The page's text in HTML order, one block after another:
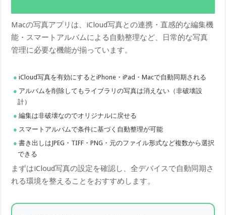
Macの写真アプリは、iCloud写真との連携・直感的な編集機
能・スマートアルバムによる自動整理など、日常的な写真
管理に必要な機能が揃っています。
iCloud写真を有効にするとiPhone・iPad・Macで自動同期される
アルバムを削除してもライブラリの写真は消えない（非破壊設
計）
編集は非破壊なのでオリジナルに戻せる
スマートアルバムで条件に基づく自動整理が可能
書き出しはJPEG・TIFF・PNG・元のファイル形式など複数から選択
できる
まずはiCloud写真の設定を確認し、全デバイスで自動同期さ
れる環境を整えることをおすすめします。